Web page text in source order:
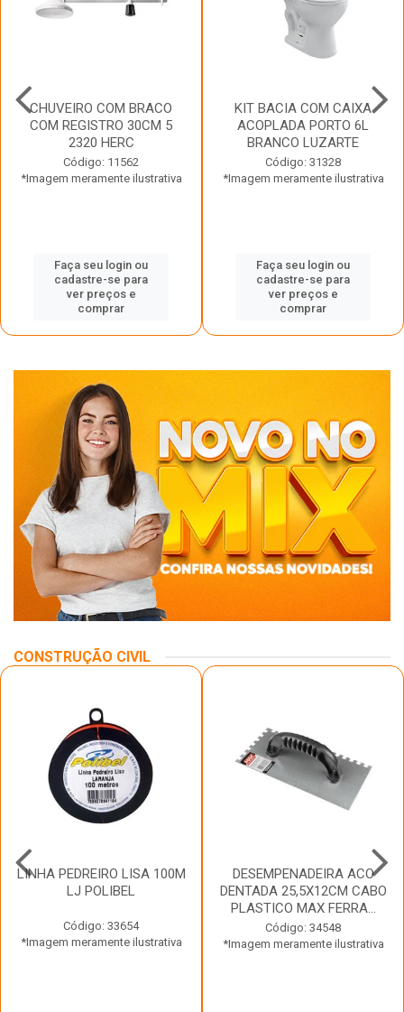
CHUVEIRO COM BRACO
COM REGISTRO 30CM 5
2320 HERC
Código: 11562
*Imagem meramente ilustrativa
Faça seu login ou
cadastre-se para
ver preços e
comprar
KIT BACIA COM CAIXA
ACOPLADA PORTO 6L
BRANCO LUZARTE
Código: 31328
*Imagem meramente ilustrativa
Faça seu login ou
cadastre-se para
ver preços e
comprar
CONSTRUÇÃO CIVIL
LINHA PEDREIRO LISA 100M
LJ POLIBEL
Código: 33654
*Imagem meramente ilustrativa
DESEMPENADEIRA ACO
DENTADA 25,5X12CM CABO
PLASTICO MAX FERRA...
Código: 34548
*Imagem meramente ilustrativa